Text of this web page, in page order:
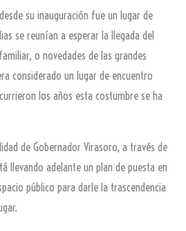
su inauguración fue un lugar de
se reunían a esperar la llegada del
o novedades de las grandes
considerado un lugar de encuentro
los años esta costumbre se ha
de Gobernador Virasoro, a través de
llevando adelante un plan de puesta en
público para darle la trascendencia